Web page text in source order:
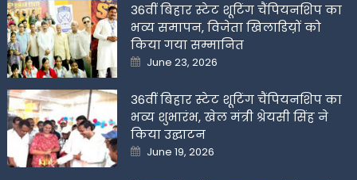
36वीं बिहार स्टेट शूटिंग चैंपियनशिप का
भव्य समापन, विजेता खिलाडिय़ों को
किया गया सम्मानित
Posted
on
June 23, 2026
36वीं बिहार स्टेट शूटिंग चैंपियनशिप का
भव्य शुभारंभ, खेल मंत्री श्रेयसी सिंह ने
किया उद्घाटन
Posted
on
June 19, 2026